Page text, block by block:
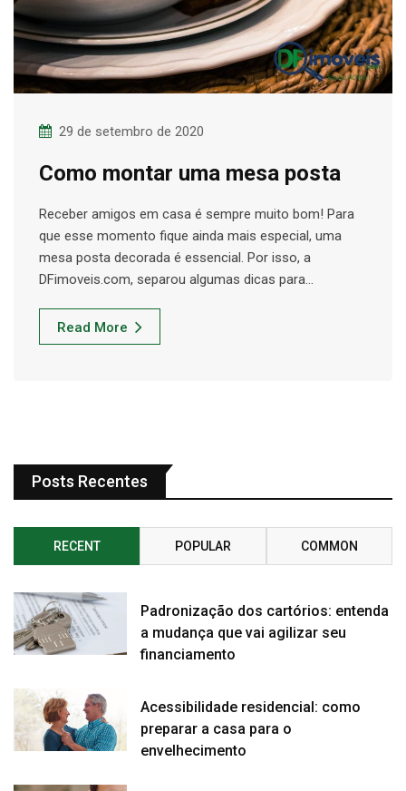
29 de setembro de 2020
Como montar uma mesa posta
Receber amigos em casa é sempre muito bom! Para
que esse momento fique ainda mais especial, uma
mesa posta decorada é essencial. Por isso, a
DFimoveis.com, separou algumas dicas para…
Read More
Posts Recentes
RECENT POPULAR COMMON
Padronização dos cartórios: entenda
a mudança que vai agilizar seu
financiamento
Acessibilidade residencial: como
preparar a casa para o
envelhecimento